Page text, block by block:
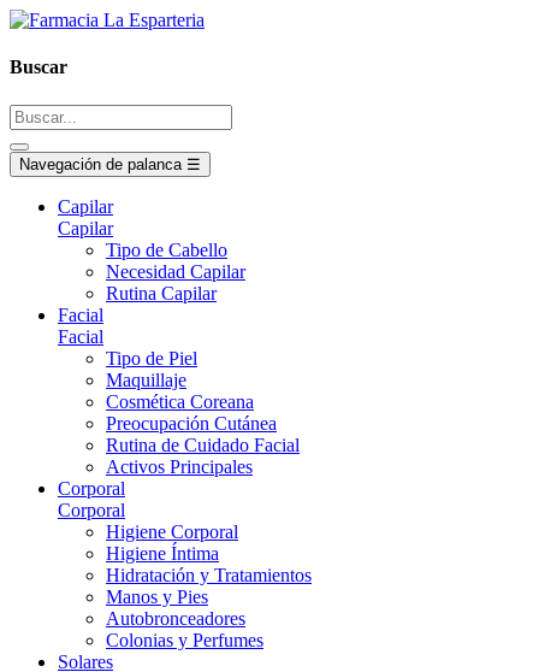
Buscar
Navegación de palanca ☰
Capilar
Capilar
Tipo de Cabello
Necesidad Capilar
Rutina Capilar
Facial
Facial
Tipo de Piel
Maquillaje
Cosmética Coreana
Preocupación Cutánea
Rutina de Cuidado Facial
Activos Principales
Corporal
Corporal
Higiene Corporal
Higiene Íntima
Hidratación y Tratamientos
Manos y Pies
Autobronceadores
Colonias y Perfumes
Solares